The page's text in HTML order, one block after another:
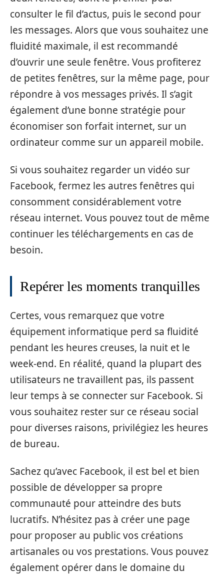
consulter le fil d’actus, puis le second pour
les messages. Alors que vous souhaitez une
fluidité maximale, il est recommandé
d’ouvrir une seule fenêtre. Vous profiterez
de petites fenêtres, sur la même page, pour
répondre à vos messages privés. Il s’agit
également d’une bonne stratégie pour
économiser son forfait internet, sur un
ordinateur comme sur un appareil mobile.
Si vous souhaitez regarder un vidéo sur
Facebook, fermez les autres fenêtres qui
consomment considérablement votre
réseau internet. Vous pouvez tout de même
continuer les téléchargements en cas de
besoin.
Repérer les moments tranquilles
Certes, vous remarquez que votre
équipement informatique perd sa fluidité
pendant les heures creuses, la nuit et le
week-end. En réalité, quand la plupart des
utilisateurs ne travaillent pas, ils passent
leur temps à se connecter sur Facebook. Si
vous souhaitez rester sur ce réseau social
pour diverses raisons, privilégiez les heures
de bureau.
Sachez qu’avec Facebook, il est bel et bien
possible de développer sa propre
communauté pour atteindre des buts
lucratifs. N’hésitez pas à créer une page
pour proposer au public vos créations
artisanales ou vos prestations. Vous pouvez
également opérer dans le domaine du